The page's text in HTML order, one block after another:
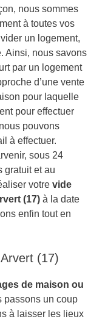
nous sommes
à toutes vos
un logement,
Ainsi, nous savons
par un logement
d’une vente
pour laquelle
pour effectuer
pouvons
à effectuer.
sous 24
gratuit et au
votre vide
(17) à la date
enfin tout en
(17)
de maison ou
passons un coup
à laisser les lieux